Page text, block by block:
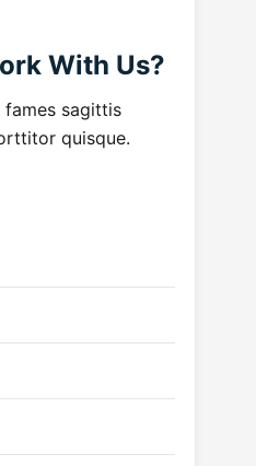
With Us?
fames sagittis
quisque.